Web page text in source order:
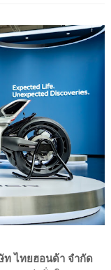
ท ไทยฮอนด้า จำกัด